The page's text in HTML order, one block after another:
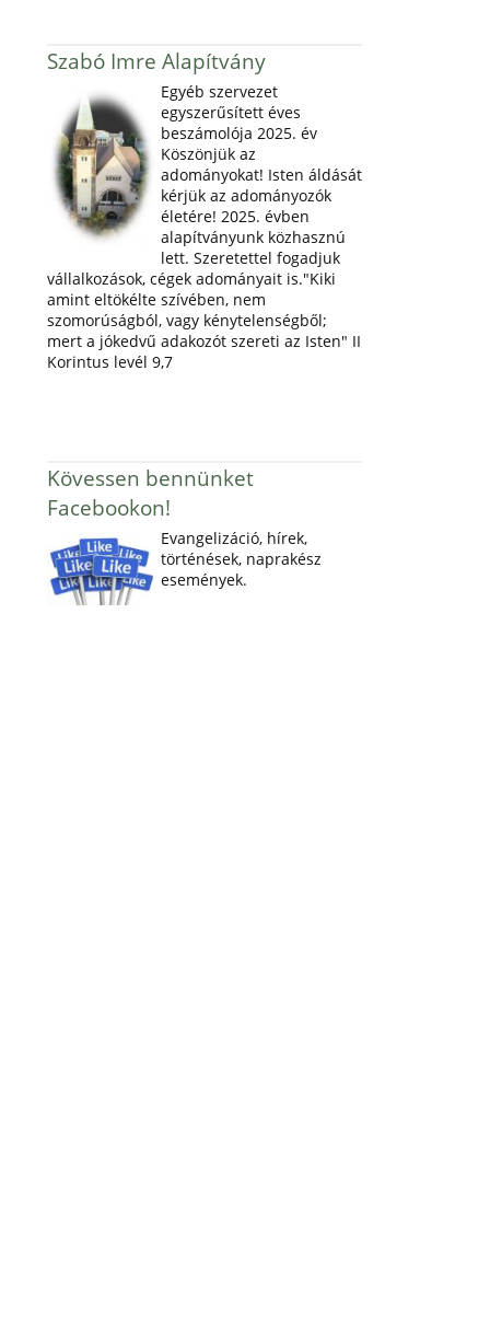
Szabó Imre Alapítvány
Egyéb szervezet
egyszerűsített éves
beszámolója 2025. év
Köszönjük az
adományokat! Isten áldását
kérjük az adományozók
életére! 2025. évben
alapítványunk közhasznú
lett. Szeretettel fogadjuk
vállalkozások, cégek adományait is."Kiki
amint eltökélte szívében, nem
szomorúságból, vagy kénytelenségből;
mert a jókedvű adakozót szereti az Isten" II
Korintus levél 9,7
Kövessen bennünket
Facebookon!
Evangelizáció, hírek,
történések, naprakész
események.